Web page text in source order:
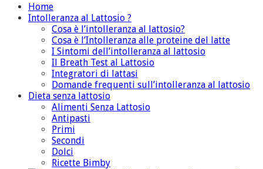
Home
Intolleranza al Lattosio ?
Cosa è l’intolleranza al lattosio?
Cosa è l’Intolleranza alle proteine del latte
I Sintomi dell’intolleranza al lattosio
Il Breath Test al Lattosio
Integratori di lattasi
Domande frequenti sull’intolleranza al lattosio
Dieta senza lattosio
Alimenti Senza Lattosio
Antipasti
Primi
Secondi
Dolci
Ricette Bimby